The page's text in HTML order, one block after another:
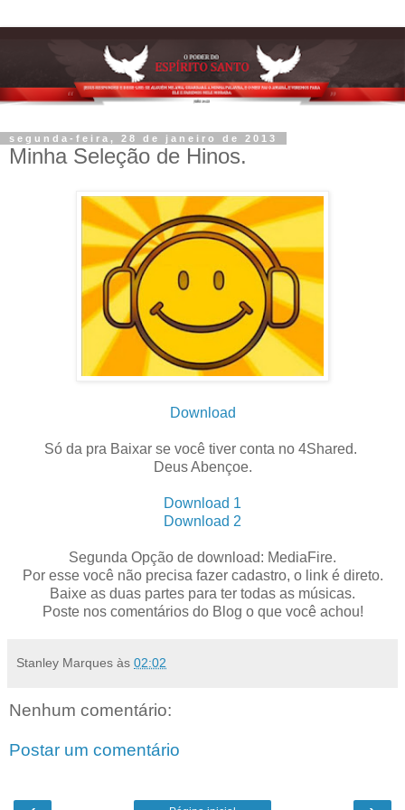
segunda-feira, 28 de janeiro de 2013
Minha Seleção de Hinos.
Download
Só da pra Baixar se você tiver conta no 4Shared.
Deus Abençoe.
Download 1
Download 2
Segunda Opção de download: MediaFire.
Por esse você não precisa fazer cadastro, o link é direto.
Baixe as duas partes para ter todas as músicas.
Poste nos comentários do Blog o que você achou!
Stanley Marques às 02:02
Nenhum comentário:
Postar um comentário